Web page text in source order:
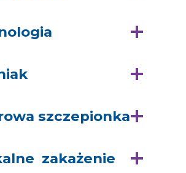
szczepionka
zakażenie